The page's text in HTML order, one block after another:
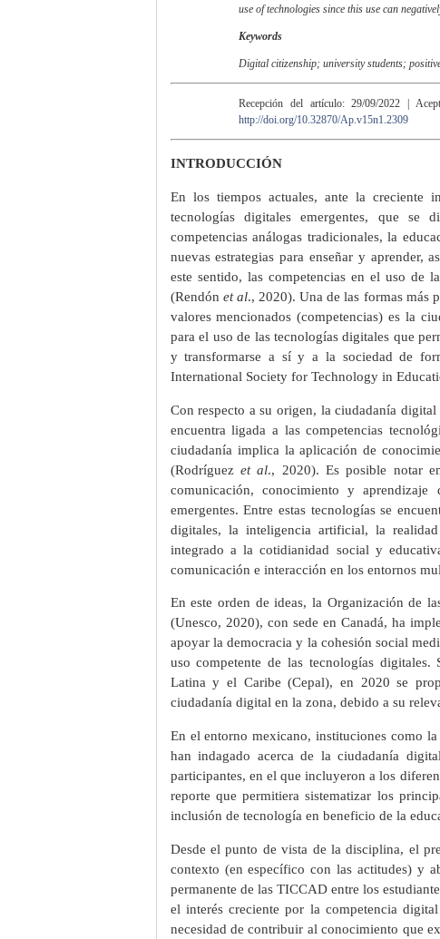
use of technologies since this use can
Keywords
Digital citizenship; university students;
Recepción del artículo: 29/09/2022 |
http://doi.org/10.32870/Ap.v15n1.2309
INTRODUCCIÓN
En los tiempos actuales, ante la creciente
tecnologías digitales emergentes, que
competencias análogas tradicionales, la
nuevas estrategias para enseñar y aprender,
este sentido, las competencias en el uso de
(Rendón et al., 2020). Una de las formas más
valores mencionados (competencias) es la
para el uso de las tecnologías digitales que
y transformarse a sí y a la sociedad de
International Society for Technology in
Con respecto a su origen, la ciudadanía
encuentra ligada a las competencias
ciudadanía implica la aplicación de
(Rodríguez et al., 2020). Es posible notar
comunicación, conocimiento y aprendizaje
emergentes. Entre estas tecnologías se
digitales, la inteligencia artificial, la
integrado a la cotidianidad social y
comunicación e interacción en los entornos
En este orden de ideas, la Organización de
(Unesco, 2020), con sede en Canadá, ha
apoyar la democracia y la cohesión social
uso competente de las tecnologías
Latina y el Caribe (Cepal), en 2020 se
ciudadanía digital en la zona, debido a su
En el entorno mexicano, instituciones como
han indagado acerca de la ciudadanía
participantes, en el que incluyeron a los
reporte que permitiera sistematizar los
inclusión de tecnología en beneficio de la
Desde el punto de vista de la disciplina, el
contexto (en específico con las actitudes) y
permanente de las TICCAD entre los
el interés creciente por la competencia
necesidad de contribuir al conocimiento que